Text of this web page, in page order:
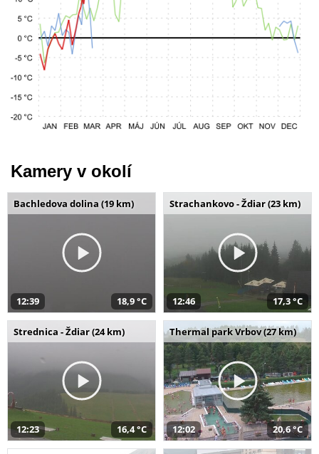
Kamery v okolí
Bachledova dolina (19 km)
12:39 18,9 °C
Strachankovo - Ždiar (23 km)
12:46 17,3 °C
Strednica - Ždiar (24 km)
12:23 16,4 °C
Thermal park Vrbov (27 km)
12:02 20,6 °C